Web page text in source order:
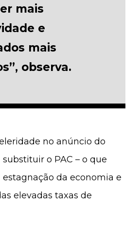
mais
e
mais
observa.
no anúncio do
o PAC – o que
estagnação da economia e
elevadas taxas de